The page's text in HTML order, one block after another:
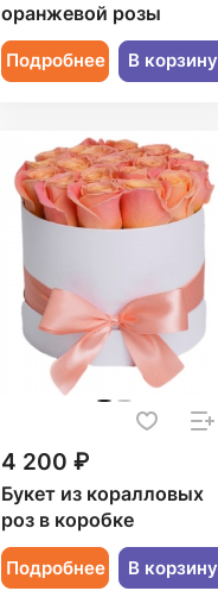
оранжевой розы
Подробнее В корзину
4 200 ₽
Букет из коралловых
роз в коробке
Подробнее В корзину